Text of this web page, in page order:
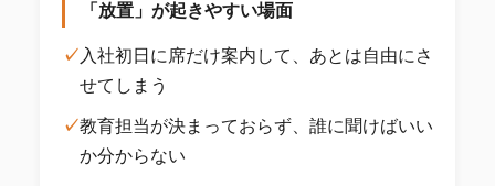
「放置」が起きやすい場面
✓ 入社初日に席だけ案内して、あとは自由にさ
せてしまう
✓教育担当が決まっておらず、誰に聞けばいい
か分からない